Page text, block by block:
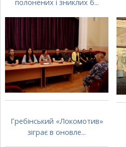
Гребінський «Локомотив»
зіграє в оновле...